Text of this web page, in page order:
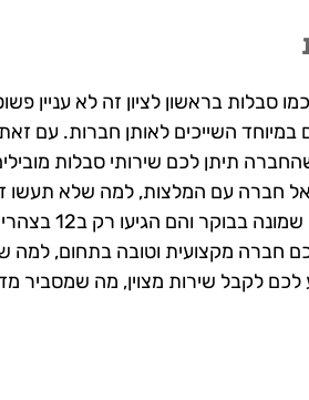
סבלות בראשון לציון זה לא עניין
במיוחד השייכים לאותן חברות. עם
תיתן לכם שירותי סבלות
אל חברה עם המלצות, למה שלא תעשו
לשמוע על אנשים
חברה מקצועית וטובה בתחום, למה
לקבל שירות מצוין, מה שמסביר